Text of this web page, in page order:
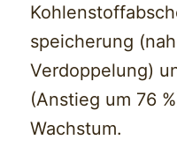
speicherung
Verdoppelung)
(Anstieg um 76
Wachstum.